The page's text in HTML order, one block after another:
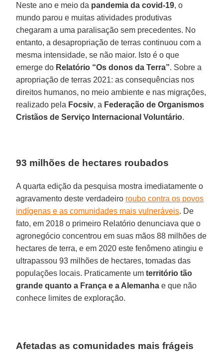
Neste ano e meio da pandemia da covid-19, o
mundo parou e muitas atividades produtivas
chegaram a uma paralisação sem precedentes. No
entanto, a desapropriação de terras continuou com a
mesma intensidade, se não maior. Isto é o que
emerge do Relatório “Os donos da Terra”. Sobre a
apropriação de terras 2021: as consequências nos
direitos humanos, no meio ambiente e nas migrações,
realizado pela Focsiv, a Federação de Organismos
Cristãos de Serviço Internacional Voluntário.
93 milhões de hectares roubados
A quarta edição da pesquisa mostra imediatamente o
agravamento deste verdadeiro roubo contra os povos
indígenas e as comunidades mais vulneráveis. De
fato, em 2018 o primeiro Relatório denunciava que o
agronegócio concentrou em suas mãos 88 milhões de
hectares de terra, e em 2020 este fenômeno atingiu e
ultrapassou 93 milhões de hectares, tomadas das
populações locais. Praticamente umterritório tão
grande quanto a França e a Alemanha e que não
conhece limites de exploração.
Afetadas as comunidades mais frágeis